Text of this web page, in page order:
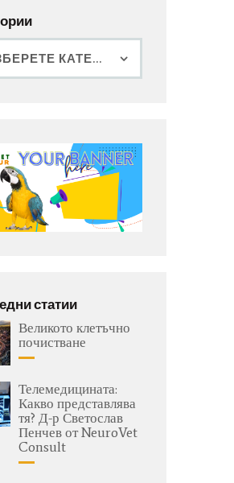
статии
Великото клетъчно
почистване
Телемедицината:
Какво представлява
тя? Д-р Светослав
Пенчев от NeuroVet
Consult